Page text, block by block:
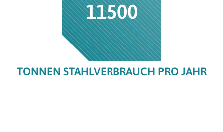
11500
TONNEN STAHLVERBRAUCH PRO JAHR